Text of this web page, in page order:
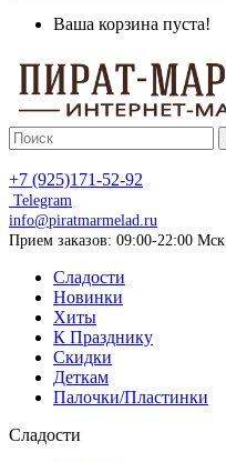
Ваша корзина пуста!
+7 (925)171-52-92
Telegram
info@piratmarmelad.ru
Прием заказов: 09:00-22:00 Мск
Сладости
Новинки
Хиты
К Празднику
Скидки
Деткам
Палочки/Пластинки
Сладости